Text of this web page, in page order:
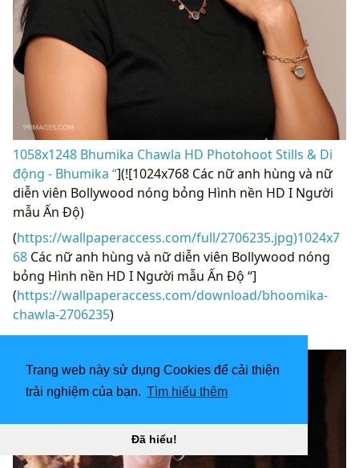
Trang web này sử dụng Cookies để cải thiện
trải nghiệm của bạn. Tìm hiểu thêm
Đã hiểu!
1058x1248 Bhumika Chawla HD Photohoot Stills & Di
động - Bhumika “](![1024x768 Các nữ anh hùng và nữ
diễn viên Bollywood nóng bỏng Hình nền HD I Người
mẫu Ấn Độ)
(https://wallpaperaccess.com/full/2706235.jpg)1024x7
68 Các nữ anh hùng và nữ diễn viên Bollywood nóng
bỏng Hình nền HD I Người mẫu Ấn Độ “]
(https://wallpaperaccess.com/download/bhoomika-
chawla-2706235)
[